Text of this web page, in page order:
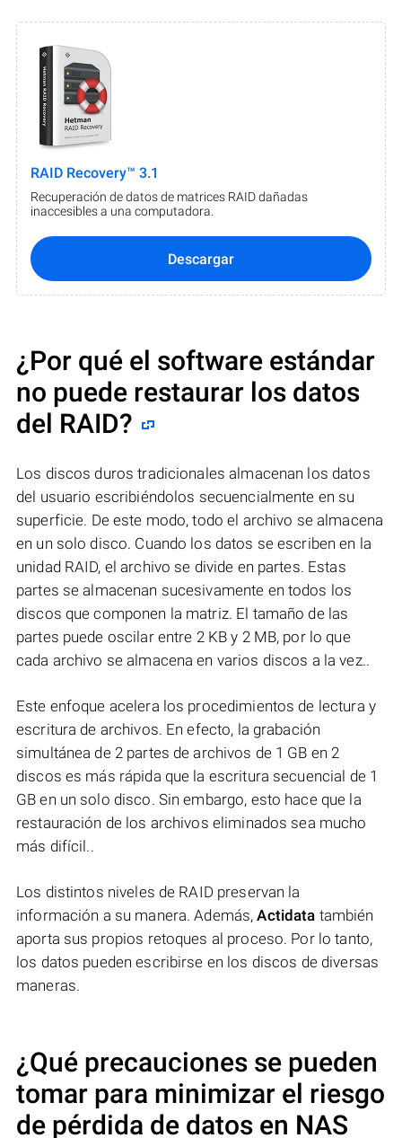
RAID Recovery™ 3.1
Recuperación de datos de matrices RAID dañadas
inaccesibles a una computadora.
Descargar
¿Por qué el software estándar
no puede restaurar los datos
del RAID?
Los discos duros tradicionales almacenan los datos
del usuario escribiéndolos secuencialmente en su
superficie. De este modo, todo el archivo se almacena
en un solo disco. Cuando los datos se escriben en la
unidad RAID, el archivo se divide en partes. Estas
partes se almacenan sucesivamente en todos los
discos que componen la matriz. El tamaño de las
partes puede oscilar entre 2 KB y 2 MB, por lo que
cada archivo se almacena en varios discos a la vez..
Este enfoque acelera los procedimientos de lectura y
escritura de archivos. En efecto, la grabación
simultánea de 2 partes de archivos de 1 GB en 2
discos es más rápida que la escritura secuencial de 1
GB en un solo disco. Sin embargo, esto hace que la
restauración de los archivos eliminados sea mucho
más difícil..
Los distintos niveles de RAID preservan la
información a su manera. Además,Actidata también
aporta sus propios retoques al proceso. Por lo tanto,
los datos pueden escribirse en los discos de diversas
maneras.
¿Qué precauciones se pueden
tomar para minimizar el riesgo
de pérdida de datos en NAS